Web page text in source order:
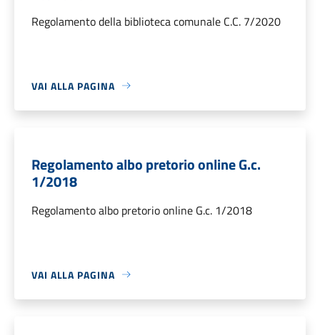
Regolamento della biblioteca comunale C.C. 7/2020
VAI ALLA PAGINA
Regolamento albo pretorio online G.c.
1/2018
Regolamento albo pretorio online G.c. 1/2018
VAI ALLA PAGINA